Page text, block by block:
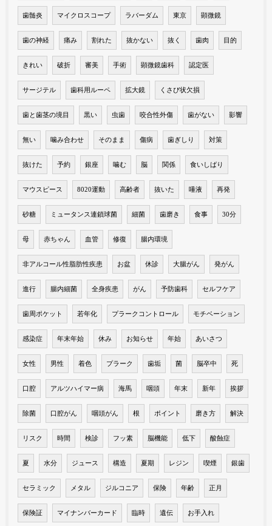
歯髄炎 マイクロスコープ ラバーダム 東京 顕微鏡
歯の神経 痛み 割れた 抜かない 抜く 歯肉 目的
きれい 破折 審美 手術 顕微鏡歯科 認定医
サージテル 歯科用ルーペ 拡大鏡 くさび状欠損
歯と歯茎の境目 黒い 虫歯 咬合性外傷 歯がない 影響
無い 噛み合わせ そのまま 傷病 歯ぎしり 対策
抜けた 予約 銀座 噛む 脳 関係 食いしばり
マウスピース 8020運動 高齢者 抜いた 唾液 再発
砂糖 ミュータンス連鎖球菌 細菌 歯磨き 食事 30分
母 赤ちゃん 血管 修復 腸内環境
非アルコール性脂肪性疾患 お盆 休診 大腸がん 発がん
進行 腸内細菌 全身疾患 がん 予防歯科 セルフケア
歯周ポケット 若年化 プラークコントロール モチベーション
感染症 年末年始 休み お知らせ 年始 あいさつ
女性 男性 着色 プラーク 歯垢 菌 脳卒中 死
口腔 アルツハイマー病 海馬 咽頭 年末 新年 挨拶
除菌 口腔がん 咽頭がん 根 ポイント 磨き方 解決
リスク 時間 検診 フッ素 脳機能 低下 酸蝕症
夏 水分 ジュース 構造 夏期 レジン 喫煙 銀歯
セラミック メタル ジルコニア 保険 年齢 正月
保険証 マイナンバーカード 臨時 遺伝 お手入れ